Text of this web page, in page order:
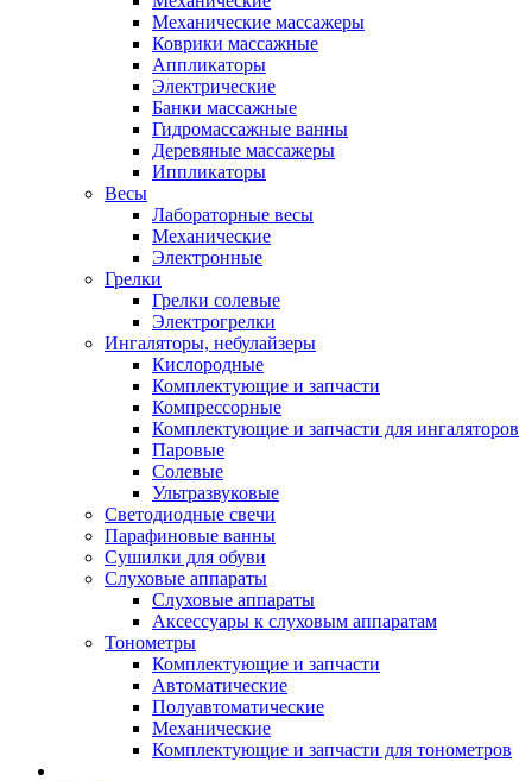
Механические массажеры
Коврики массажные
Аппликаторы
Электрические
Банки массажные
Гидромассажные ванны
Деревяные массажеры
Иппликаторы
Весы
Лабораторные весы
Механические
Электронные
Грелки
Грелки солевые
Электрогрелки
Ингаляторы, небулайзеры
Кислородные
Комплектующие и запчасти
Компрессорные
Комплектующие и запчасти для ингаляторов
Паровые
Солевые
Ультразвуковые
Светодиодные свечи
Парафиновые ванны
Сушилки для обуви
Слуховые аппараты
Слуховые аппараты
Аксессуары к слуховым аппаратам
Тонометры
Комплектующие и запчасти
Автоматические
Полуавтоматические
Механические
Комплектующие и запчасти для тонометров